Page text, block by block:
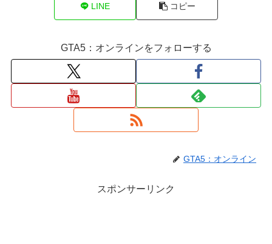
LINE コピー
GTA5：オンラインをフォローする
GTA5：オンライン
スポンサーリンク